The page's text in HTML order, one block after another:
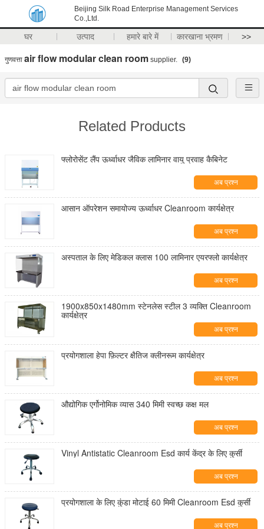
Beijing Silk Road Enterprise Management Services
Co.,Ltd.
घर उत्पाद हमारे बारे में कारखाना भ्रमण >>
गुणवत्ता air flow modular clean room supplier. (9)
Related Products
फ्लोरोसेंट लैंप ऊर्ध्वाधर जैविक लामिनार वायु प्रवाह कैबिनेट
अब प्रश्न
आसान ऑपरेशन समायोज्य ऊर्ध्वाधर Cleanroom कार्यक्षेत्र
अब प्रश्न
अस्पताल के लिए मेडिकल क्लास 100 लामिनार एयरफ्लो कार्यक्षेत्र
अब प्रश्न
1900x850x1480mm स्टेनलेस स्टील 3 व्यक्ति Cleanroom
कार्यक्षेत्र
अब प्रश्न
प्रयोगशाला हेपा फ़िल्टर क्षैतिज क्लीनरूम कार्यक्षेत्र
अब प्रश्न
औद्योगिक एर्गोनोमिक व्यास 340 मिमी स्वच्छ कक्ष मल
अब प्रश्न
Vinyl Antistatic Cleanroom Esd कार्य केंद्र के लिए कुर्सी
अब प्रश्न
प्रयोगशाला के लिए कुंडा मोटाई 60 मिमी Cleanroom Esd कुर्सी
अब प्रश्न